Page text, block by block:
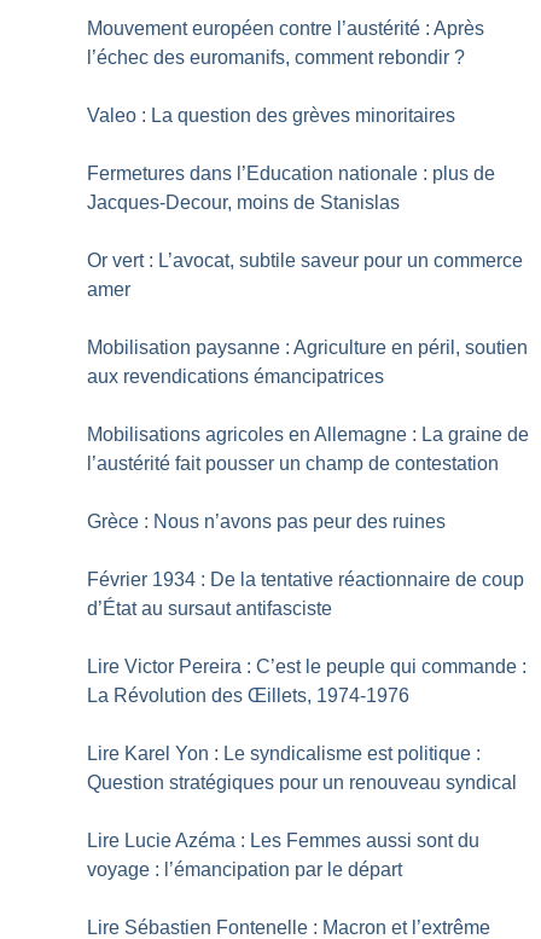
Mouvement européen contre l’austérité : Après
l’échec des euromanifs, comment rebondir ?
Valeo : La question des grèves minoritaires
Fermetures dans l’Education nationale : plus de
Jacques-Decour, moins de Stanislas
Or vert : L’avocat, subtile saveur pour un commerce
amer
Mobilisation paysanne : Agriculture en péril, soutien
aux revendications émancipatrices
Mobilisations agricoles en Allemagne : La graine de
l’austérité fait pousser un champ de contestation
Grèce : Nous n’avons pas peur des ruines
Février 1934 : De la tentative réactionnaire de coup
d’État au sursaut antifasciste
Lire Victor Pereira : C’est le peuple qui commande :
La Révolution des Œillets, 1974-1976
Lire Karel Yon : Le syndicalisme est politique :
Question stratégiques pour un renouveau syndical
Lire Lucie Azéma : Les Femmes aussi sont du
voyage : l’émancipation par le départ
Lire Sébastien Fontenelle : Macron et l’extrême